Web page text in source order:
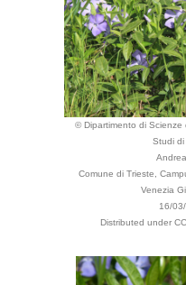
© Dipartimento di Scienze
Studi di
Comune di Trieste,
Venezia
16/
Distributed under